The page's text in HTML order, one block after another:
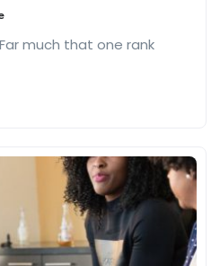
much that one rank